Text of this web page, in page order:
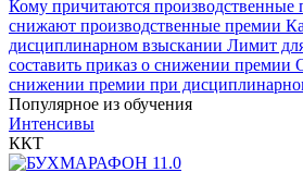
Кому причитаются производственные
снижают производственные премии
дисциплинарном взыскании Лимит
составить приказ о снижении премии
снижении премии при
Популярное из обучения
Интенсивы
ККТ